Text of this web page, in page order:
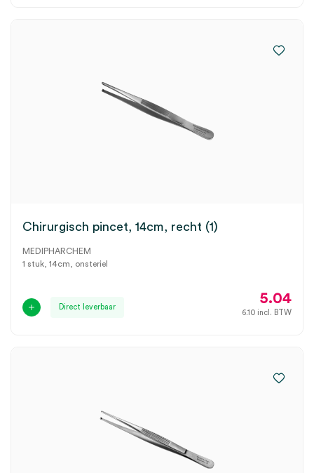
Chirurgisch pincet, 14cm, recht (1)
MEDIPHARCHEM
1 stuk, 14cm, onsteriel
Direct leverbaar
5.04
6.10 incl. BTW